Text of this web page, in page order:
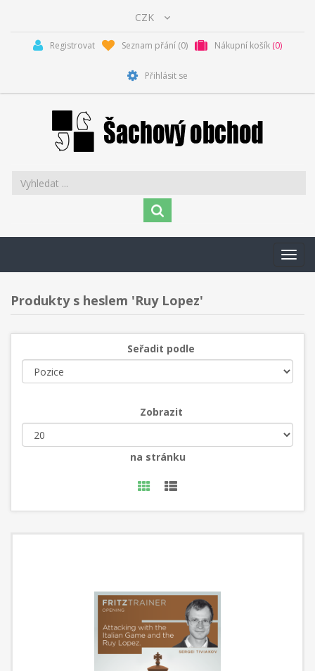
Registrovat Seznam přání (0) Nákupní košík (0)
Přihlásit se
Produkty s heslem 'Ruy Lopez'
Seřadit podle
Zobrazit
na stránku